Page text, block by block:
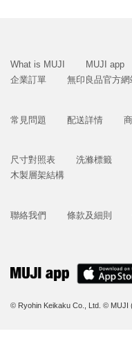
What is MUJI MUJI app
企業訂單
無印良品官方網
常見問題 配送詳情
尺寸對照表 洗滌標籤
木製層架結構
聯絡我們 條款及細則
© Ryohin Keikaku Co., Ltd. © MUJI